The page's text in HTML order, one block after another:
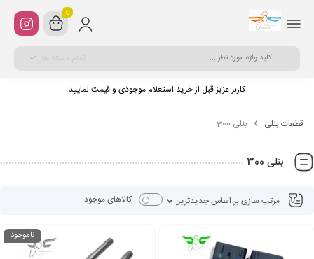
0
کاربر عزیز قبل از خرید استعلام موجودی و قیمت نمایید
قطعات بنلی بنلی 300
بنلی 300
کالاهای موجود
ناموجود